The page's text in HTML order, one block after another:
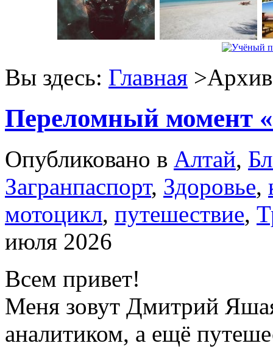
Вы здесь: Главная >Архив
Переломный момент
Опубликовано в Алтай,
Загранпаспорт, Здоровье,
мотоцикл, путешествие,
июля 2026
Всем привет!
Меня зовут Дмитрий
аналитиком, а ещё